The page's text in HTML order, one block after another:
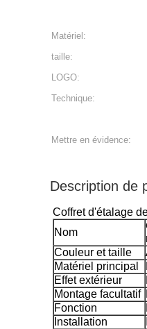
Matériel:
taille:
LOGO:
Technique:
Mettre en évidence:
Description de
Coffret d'étalage
Nom
Couleur et taille
Matériel principal
Effet extérieur
Montage facultatif
Fonction
Installation